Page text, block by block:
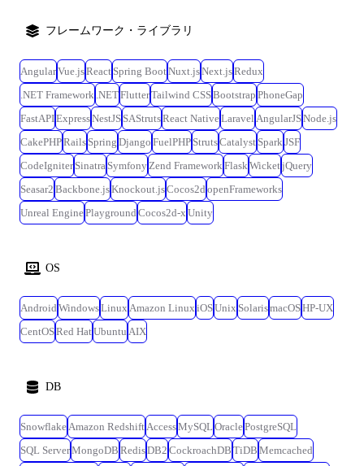
フレームワーク・ライブラリ
AngularVue.jsReact Spring BootNuxt.jsNext.jsRedux
.NET Framework .NETFlutterTailwind CSSBootstrap PhoneGap
FastAPIExpressNestJS SAStrutsReact NativeLaravel AngularJSNode.js
CakePHPRails Spring Django FuelPHP StrutsCatalyst Spark JSF
CodeIgniter Sinatra Symfony Zend Framework Flask WicketjQuery
Seasar2 Backbone.jsKnockout.jsCocos2d openFrameworks
Unreal EnginePlayground Cocos2d-x Unity
OS
Android WindowsLinux Amazon Linux iOSUnix SolarismacOSHP-UX
CentOSRed HatUbuntu AIX
DB
Snowflake Amazon Redshift AccessMySQL OraclePostgreSQL
SQL ServerMongoDB RedisDB2 CockroachDB TiDB Memcached